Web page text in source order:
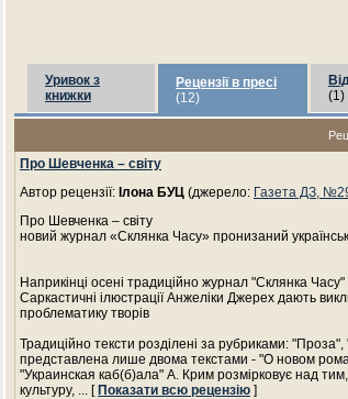
Уривок з
книжки
Рецензії в пресі
(12)
(1)
Про Шевченка – світу
Автор рецензії: Ілона БУЦ (джерело: Газета ДЗ,
Про Шевченка – світу
новий журнал «Склянка Часу» пронизаний
Наприкінці осені традиційно журнал "Склянка
Саркастичні ілюстрації Анжеліки Джерех дають
проблематику творів
Традиційно тексти розділені за рубриками:
представлена лише двома текстами - "О новом
"Украинская каб(б)ала" А. Крим розмірковує над
культуру, ... [ Показати всю рецензію ]